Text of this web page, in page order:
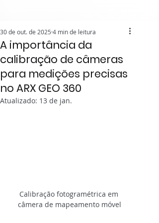
A importância da
calibração de câmeras
para medições precisas
no ARX GEO 360
30 de out. de 2025 4 min de leitura
Atualizado: 13 de jan.
Calibração fotogramétrica em
câmera de mapeamento móvel